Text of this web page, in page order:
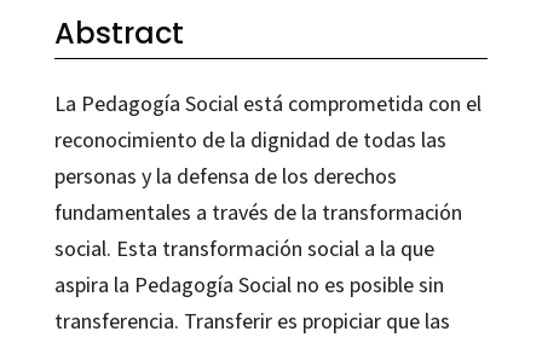
Abstract
La Pedagogía Social está comprometida con el
reconocimiento de la dignidad de todas las
personas y la defensa de los derechos
fundamentales a través de la transformación
social. Esta transformación social a la que
aspira la Pedagogía Social no es posible sin
transferencia. Transferir es propiciar que las